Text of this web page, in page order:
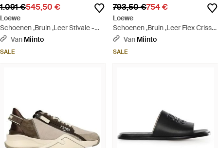
1.091 €545,50 €
Loewe
Schoenen ,Bruin ,Leer Stivale -
Zwart
Van Miinto
SALE
793,50 €754 €
Loewe
Schoenen ,Bruin ,Leer Flex Criss-
Cross Slide - Bruin
Van Miinto
SALE